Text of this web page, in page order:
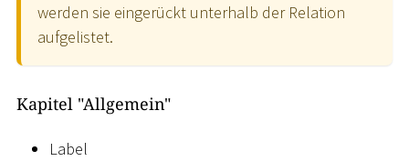
werden sie eingerückt unterhalb der Relation
aufgelistet.
Kapitel "Allgemein"
Label